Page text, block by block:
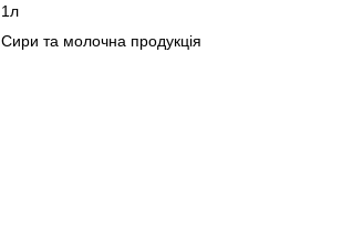
1л
Сири та молочна продукція